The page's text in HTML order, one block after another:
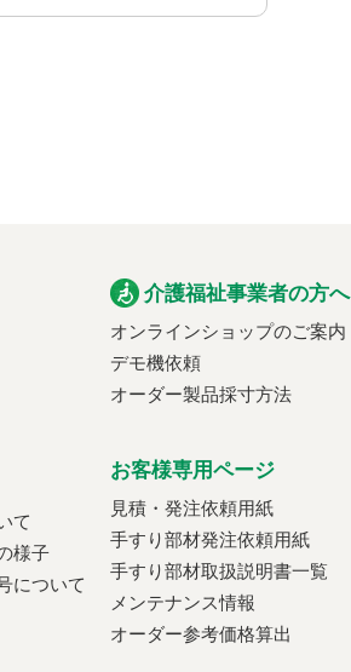
て
様子
について
介護福祉事業者の方へ
オンラインショップのご案内
デモ機依頼
オーダー製品採寸方法
お客様専用ページ
見積・発注依頼用紙
手すり部材発注依頼用紙
手すり部材取扱説明書一覧
メンテナンス情報
オーダー参考価格算出